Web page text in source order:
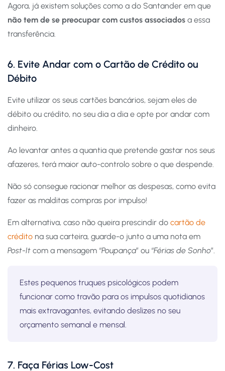
Agora, já existem soluções como a do Santander em que
não tem de se preocupar com custos associados a essa
transferência.
6. Evite Andar com o Cartão de Crédito ou
Débito
Evite utilizar os seus cartões bancários, sejam eles de
débito ou crédito, no seu dia a dia e opte por andar com
dinheiro.
Ao levantar antes a quantia que pretende gastar nos seus
afazeres, terá maior auto-controlo sobre o que despende.
Não só consegue racionar melhor as despesas, como evita
fazer as malditas compras por impulso!
Em alternativa, caso não queira prescindir do cartão de
crédito na sua carteira, guarde-o junto a uma nota em
Post-It com a mensagem “Poupança” ou “Férias de Sonho”.
Estes pequenos truques psicológicos podem
funcionar como travão para os impulsos quotidianos
mais extravagantes, evitando deslizes no seu
orçamento semanal e mensal.
7. Faça Férias Low-Cost